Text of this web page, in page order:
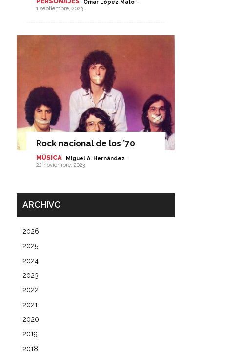
Omar López Mato -
1 septiembre, 2023
Rock nacional de los ’70
MÚSICA Miguel A. Hernández -
22 noviembre, 2023
ARCHIVO
2026
2025
2024
2023
2022
2021
2020
2019
2018